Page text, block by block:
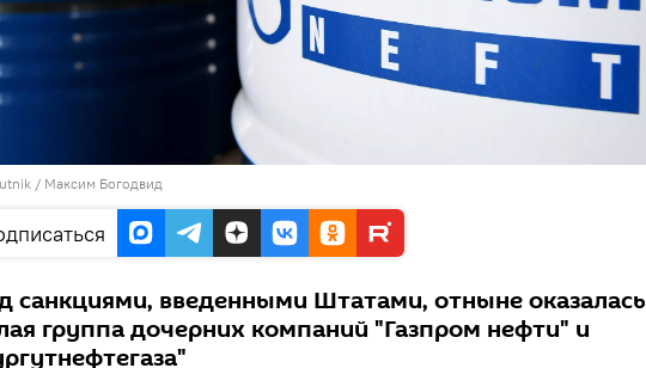
/ Максим Богодвид
санкциями, введенными Штатами, отныне оказалась
группа дочерних компаний "Газпром нефти" и